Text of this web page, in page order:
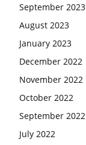
September 2023
August 2023
January 2023
December 2022
November 2022
October 2022
September 2022
July 2022